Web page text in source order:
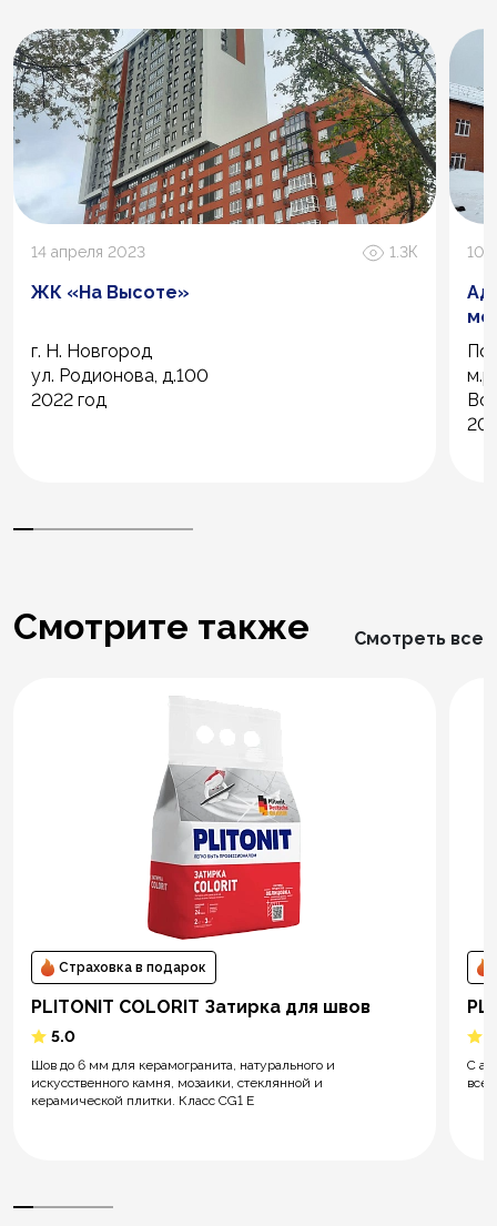
14 апреля 2023 1.3К
ЖК «На Высоте»
г. Н. Новгород
ул. Родионова, д.100
2022 год
10
Смотрите также Смотреть все
Страховка в подарок
PLITONIT COLORIT Затирка для швов
5.0
Шов до 6 мм для керамогранита, натурального и
искусственного камня, мозаики, стеклянной и
керамической плитки. Класс CG1 E
С